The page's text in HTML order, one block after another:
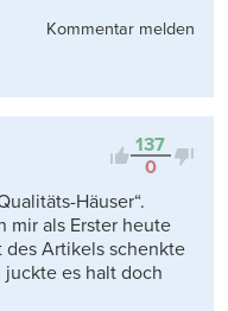
Kommentar melden
137
0
Häuser“.
mir als Erster heute
des Artikels schenkte
es halt doch